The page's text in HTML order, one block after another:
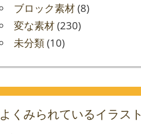
ブロック素材(8)
変な素材(230)
未分類(10)
よくみられているイラスト